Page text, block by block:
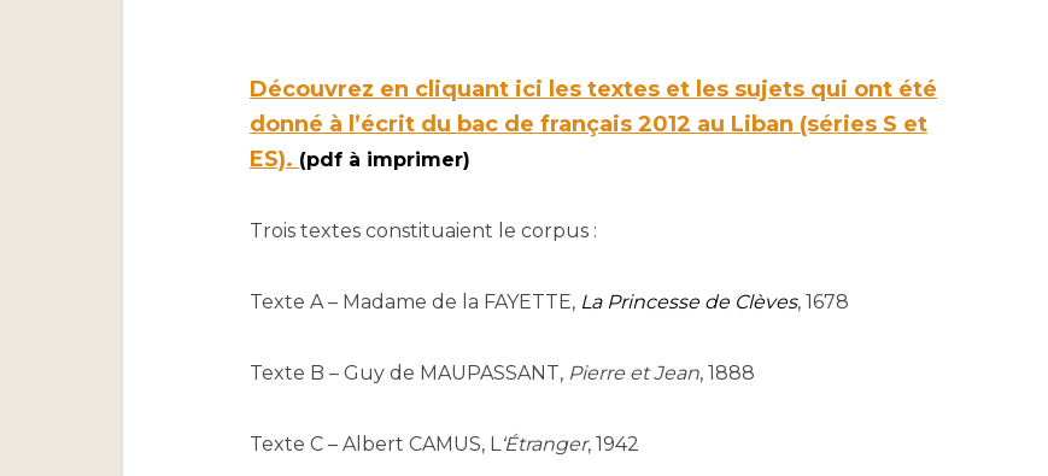
Découvrez en cliquant ici les textes et les sujets qui ont été
donné à l’écrit du bac de français 2012 au Liban (séries S et
ES). (pdf à imprimer)
Trois textes constituaient le corpus :
Texte A – Madame de la FAYETTE, La Princesse de Clèves, 1678
Texte B – Guy de MAUPASSANT, Pierre et Jean, 1888
Texte C – Albert CAMUS, L‘Étranger, 1942